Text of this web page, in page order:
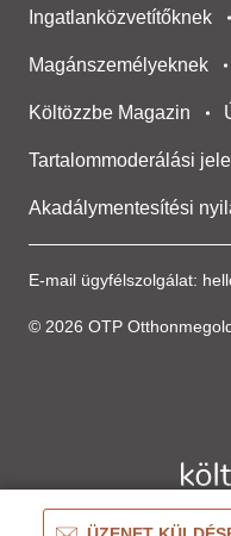
E-mail ügyfélszolgálat:
© 2026 OTP
Ingatlanközvetítőknek
Magánszemélyeknek
Költözzbe Magazin
Tartalommoderálási
Akadálymentesítési